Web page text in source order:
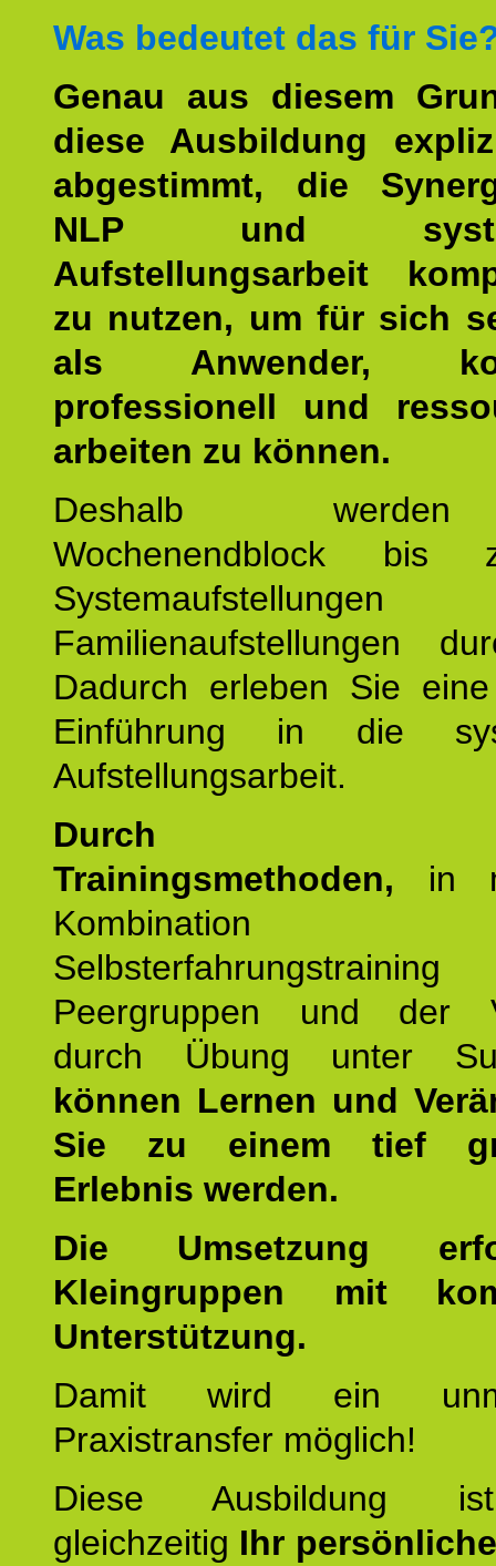
Was bedeutet das für
Genau aus diesem
diese Ausbildung
abgestimmt, die
NLP und
Aufstellungsarbeit
zu nutzen, um für sich
als Anwender,
professionell und
arbeiten zu können.
Deshalb
Wochenendblock bis
Familienaufstellungen
Dadurch erleben Sie
Einführung in die
Aufstellungsarbeit.
Durch
Trainingsmethoden, in
Peergruppen und der
durch Übung unter
können Lernen und
Sie zu einem tief
Erlebnis werden.
Die Umsetzung
Kleingruppen mit
Unterstützung.
Damit wird ein
Praxistransfer möglich!
Diese Ausbildung
gleichzeitig Ihr